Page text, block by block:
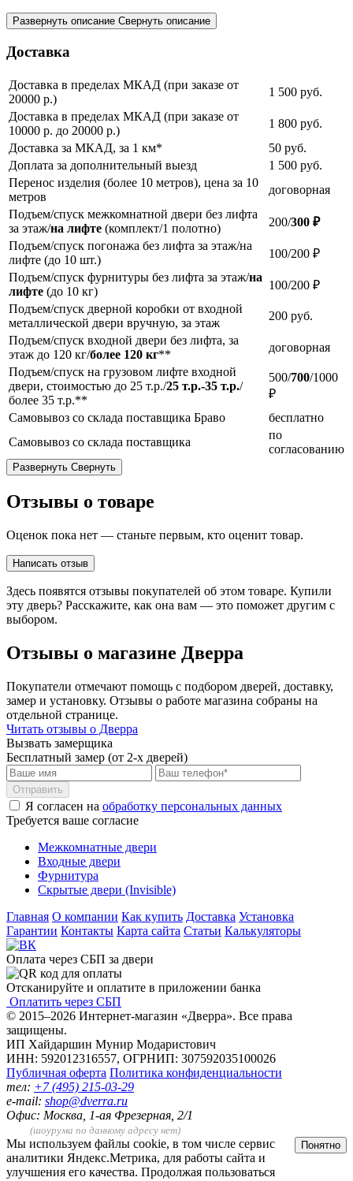
Развернуть описание Свернуть описание
Доставка
Доставка в пределах МКАД (при заказе от
20000 р.)
1 500 руб.
Доставка в пределах МКАД (при заказе от
10000 р. до 20000 р.)
1 800 руб.
Доставка за МКАД, за 1 км*
50 руб.
Доплата за дополнительный выезд
1 500 руб.
Перенос изделия (более 10 метров), цена за 10
метров
договорная
Подъем/спуск межкомнатной двери без лифта
за этаж/на лифте (комплект/1 полотно) 200/300 ₽
Подъем/спуск погонажа без лифта за этаж/на
лифте (до 10 шт.)
100/200 ₽
Подъем/спуск фурнитуры без лифта за этаж/на
лифте (до 10 кг)
100/200 ₽
Подъем/спуск дверной коробки от входной
металлической двери вручную, за этаж
200 руб.
Подъем/спуск входной двери без лифта, за
этаж до 120 кг/более 120 кг**
договорная
Подъем/спуск на грузовом лифте входной
двери, стоимостью до 25 т.р./25 т.р.-35 т.р./
более 35 т.р.**
500/700/1000
₽
Самовывоз со склада поставщика Браво
бесплатно
Самовывоз со склада поставщика
по
согласованию
Развернуть Свернуть
Отзывы о товаре
Оценок пока нет — станьте первым, кто оценит товар.
Написать отзыв
Здесь появятся отзывы покупателей об этом товаре. Купили
эту дверь? Расскажите, как она вам — это поможет другим с
выбором.
Отзывы о магазине Дверра
Покупатели отмечают помощь с подбором дверей, доставку,
замер и установку. Отзывы о работе магазина собраны на
отдельной странице.
Читать отзывы о Дверра
Вызвать замерщика
Бесплатный замер (от 2-х дверей)
Отправить
Я согласен на обработку персональных данных
Требуется ваше согласие
Межкомнатные двери
Входные двери
Фурнитура
Скрытые двери (Invisible)
Главная О компании Как купить Доставка Установка
Гарантии Контакты Карта сайта Статьи Калькуляторы
Оплата через СБП за двери
Отсканируйте и оплатите в приложении банка
Оплатить через СБП
© 2015–2026 Интернет-магазин «Дверра». Все права
защищены.
ИП Хайдаршин Мунир Модаристович
ИНН: 592012316557, ОГРНИП: 307592035100026
Публичная оферта Политика конфиденциальности
тел: +7 (495) 215-03-29
e-mail: shop@dverra.ru
Офис: Москва, 1-ая Фрезерная, 2/1
(шоурума по данному адресу нет)
Мы используем файлы cookie, в том числе сервис
аналитики Яндекс.Метрика, для работы сайта и
улучшения его качества. Продолжая пользоваться
Понятно